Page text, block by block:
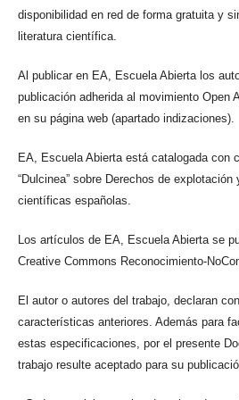
disponibilidad en red de forma gratuita y
literatura científica.
Al publicar en EA, Escuela Abierta los
publicación adherida al movimiento Open
en su página web (apartado indizaciones).
EA, Escuela Abierta está catalogada con
“Dulcinea” sobre Derechos de
científicas españolas.
Los artículos de EA, Escuela Abierta se
Creative Commons Reconocimiento-
El autor o autores del trabajo, declaran
características anteriores. Además para
estas especificaciones, por el presente
trabajo resulte aceptado para su